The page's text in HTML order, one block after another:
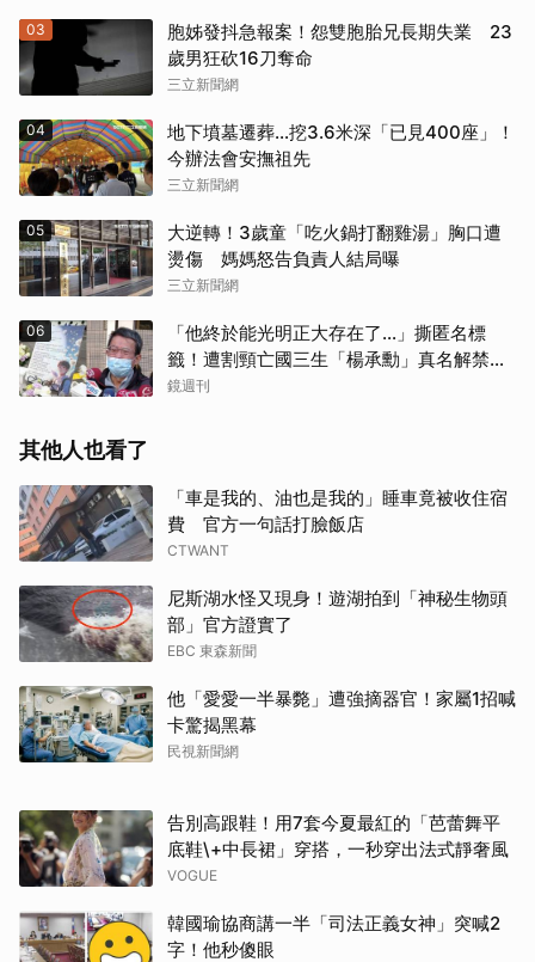
03
胞姊發抖急報案！怨雙胞胎兄長期失業 23
歲男狂砍16刀奪命
三立新聞網
04
地下墳墓遷葬…挖3.6米深「已見400座」！
今辦法會安撫祖先
三立新聞網
05
大逆轉！3歲童「吃火鍋打翻雞湯」胸口遭
燙傷 媽媽怒告負責人結局曝
三立新聞網
06
「他終於能光明正大存在了...」撕匿名標
籤！遭割頸亡國三生「楊承勳」真名解禁
乾妹法庭抗辯引眾怒
鏡週刊
其他人也看了
「車是我的、油也是我的」睡車竟被收住宿
費 官方一句話打臉飯店
CTWANT
尼斯湖水怪又現身！遊湖拍到「神秘生物頭
部」官方證實了
EBC 東森新聞
他「愛愛一半暴斃」遭強摘器官！家屬1招喊
卡驚揭黑幕
民視新聞網
告別高跟鞋！用7套今夏最紅的「芭蕾舞平
底鞋\+中長裙」穿搭，一秒穿出法式靜奢風
VOGUE
韓國瑜協商講一半「司法正義女神」突喊2
字！他秒傻眼